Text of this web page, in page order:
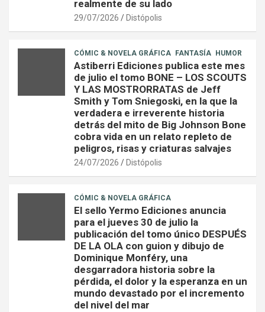
realmente de su lado
29/07/2026 Distópolis
CÓMIC & NOVELA GRÁFICA FANTASÍA HUMOR
Astiberri Ediciones publica este mes
de julio el tomo BONE – LOS SCOUTS
Y LAS MOSTRORRATAS de Jeff
Smith y Tom Sniegoski, en la que la
verdadera e irreverente historia
detrás del mito de Big Johnson Bone
cobra vida en un relato repleto de
peligros, risas y criaturas salvajes
24/07/2026 Distópolis
CÓMIC & NOVELA GRÁFICA
El sello Yermo Ediciones anuncia
para el jueves 30 de julio la
publicación del tomo único DESPUÉS
DE LA OLA con guion y dibujo de
Dominique Monféry, una
desgarradora historia sobre la
pérdida, el dolor y la esperanza en un
mundo devastado por el incremento
del nivel del mar